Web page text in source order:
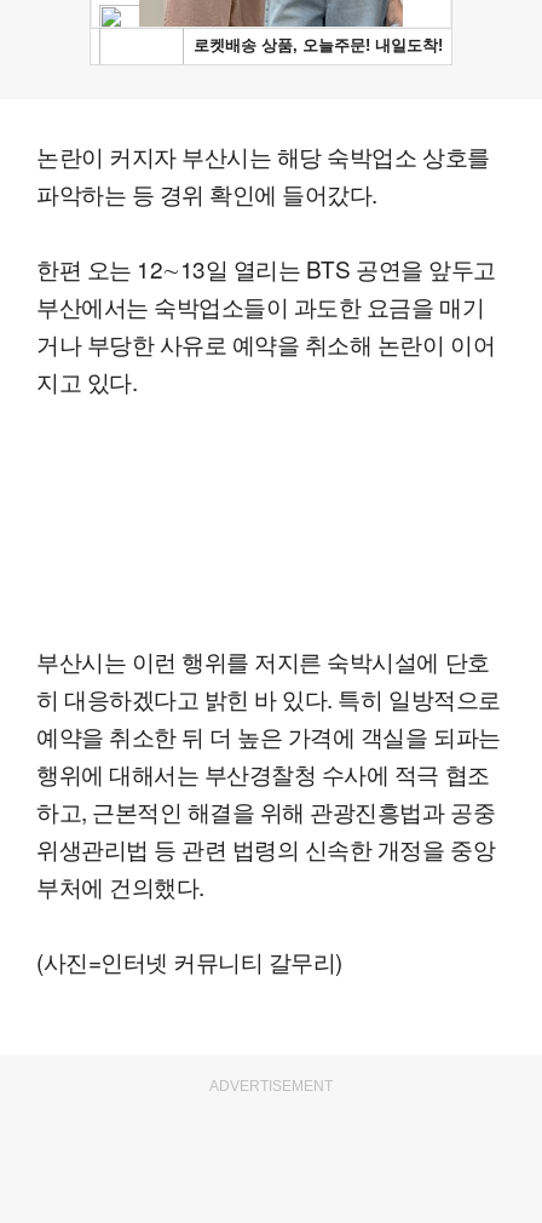
논란이 커지자 부산시는 해당 숙박업소 상호를
파악하는 등 경위 확인에 들어갔다.
한편 오는 12∼13일 열리는 BTS 공연을 앞두고
부산에서는 숙박업소들이 과도한 요금을 매기
거나 부당한 사유로 예약을 취소해 논란이 이어
지고 있다.
부산시는 이런 행위를 저지른 숙박시설에 단호
히 대응하겠다고 밝힌 바 있다. 특히 일방적으로
예약을 취소한 뒤 더 높은 가격에 객실을 되파는
행위에 대해서는 부산경찰청 수사에 적극 협조
하고, 근본적인 해결을 위해 관광진흥법과 공중
위생관리법 등 관련 법령의 신속한 개정을 중앙
부처에 건의했다.
(사진=인터넷 커뮤니티 갈무리)
ADVERTISEMENT